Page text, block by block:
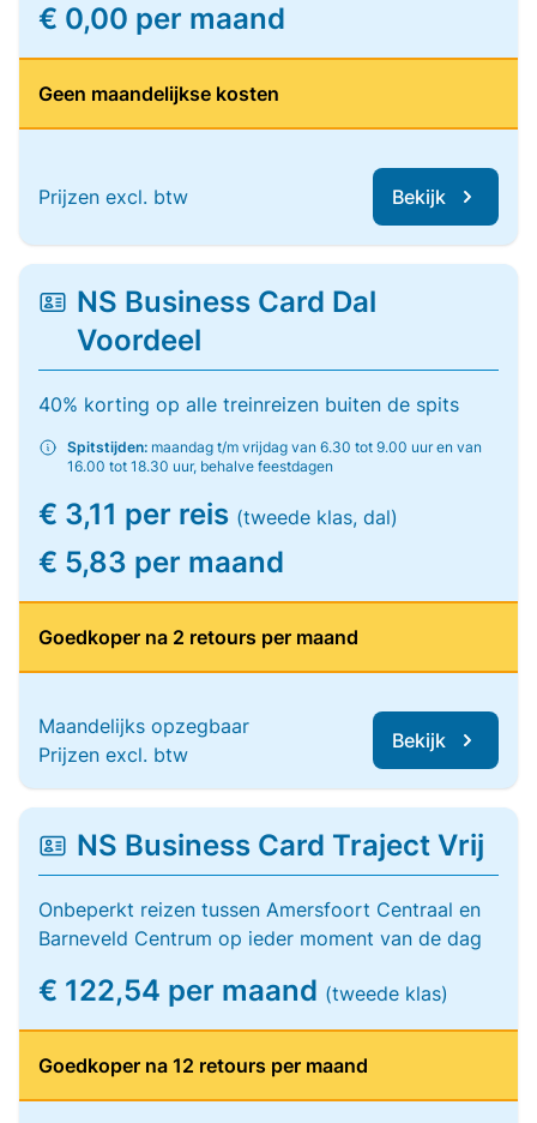
€ 0,00 per maand
Geen maandelijkse kosten
Prijzen excl. btw Bekijk
NS Business Card Dal
Voordeel
40% korting op alle treinreizen buiten de spits
Spitstijden: maandag t/m vrijdag van 6.30 tot 9.00 uur en van
16.00 tot 18.30 uur, behalve feestdagen
€ 3,11 per reis (tweede klas, dal)
€ 5,83 per maand
Goedkoper na 2 retours per maand
Maandelijks opzegbaar
Prijzen excl. btw
Bekijk
NS Business Card Traject Vrij
Onbeperkt reizen tussen Amersfoort Centraal en
Barneveld Centrum op ieder moment van de dag
€ 122,54 per maand (tweede klas)
Goedkoper na 12 retours per maand